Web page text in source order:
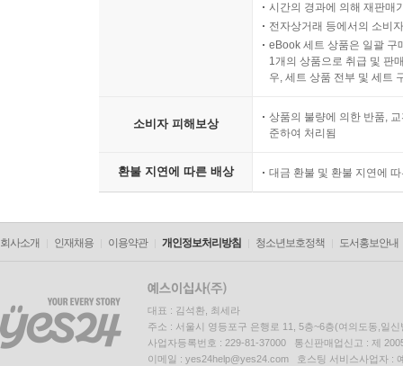
시간의 경과에 의해 재판매
전자상거래 등에서의 소비
eBook 세트 상품은 일괄 구
1개의 상품으로 취급 및 판
우, 세트 상품 전부 및 세트
소비자 피해보상
상품의 불량에 의한 반품,
준하여 처리됨
환불 지연에 따른 배상 대금 환불 및 환불 지연에
회사소개 인재채용 이용약관 개인정보처리방침 청소년보호정책 도서홍보안내
대표 : 김석환, 최세라
주소 : 서울시 영등포구 은행로 11, 5층~6층(여의도동,일신
사업자등록번호 : 229-81-37000 통신판매업신고 : 제
이메일 : yes24help@yes24.com 호스팅 서비스사업자 :